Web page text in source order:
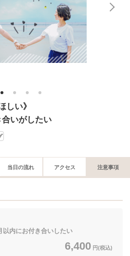
1 2 3 4
しい》
いがしたい
当日の流れ アクセス 注意事項
内にお付き合いしたい
6,400 円(税込)